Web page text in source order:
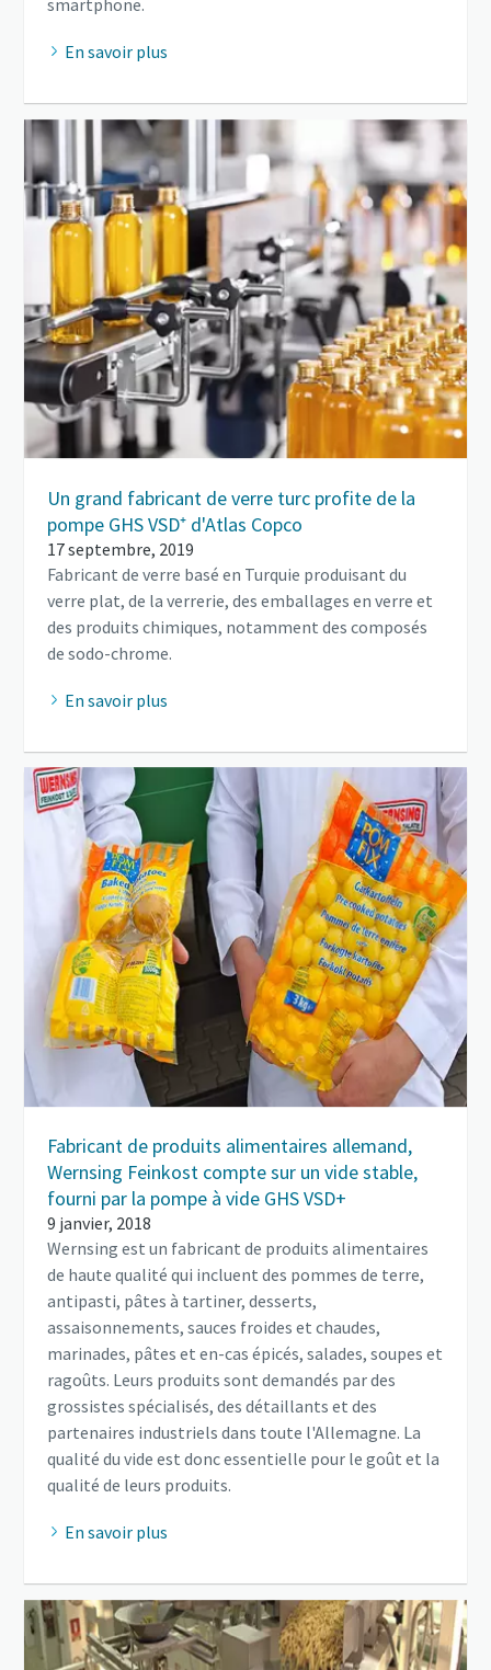
smartphone.
En savoir plus
Un grand fabricant de verre turc profite de la
pompe GHS VSD⁺ d'Atlas Copco
17 septembre, 2019
Fabricant de verre basé en Turquie produisant du
verre plat, de la verrerie, des emballages en verre et
des produits chimiques, notamment des composés
de sodo-chrome.
En savoir plus
Fabricant de produits alimentaires allemand,
Wernsing Feinkost compte sur un vide stable,
fourni par la pompe à vide GHS VSD+
9 janvier, 2018
Wernsing est un fabricant de produits alimentaires
de haute qualité qui incluent des pommes de terre,
antipasti, pâtes à tartiner, desserts,
assaisonnements, sauces froides et chaudes,
marinades, pâtes et en-cas épicés, salades, soupes et
ragoûts. Leurs produits sont demandés par des
grossistes spécialisés, des détaillants et des
partenaires industriels dans toute l'Allemagne. La
qualité du vide est donc essentielle pour le goût et la
qualité de leurs produits.
En savoir plus